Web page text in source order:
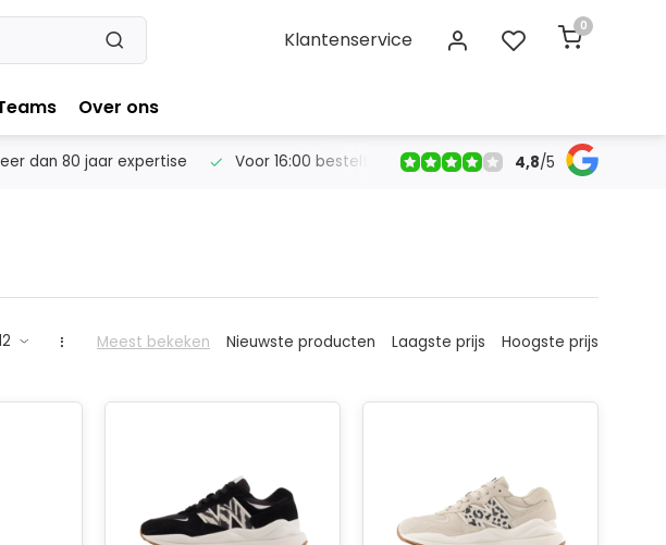
Klantenservice
0
Over ons
dan 80 jaar expertise Voor 16:00 bestelt, morgen in huis! Gratis
4,8/5
Meest bekeken Nieuwste producten Laagste prijs Hoogste prijs